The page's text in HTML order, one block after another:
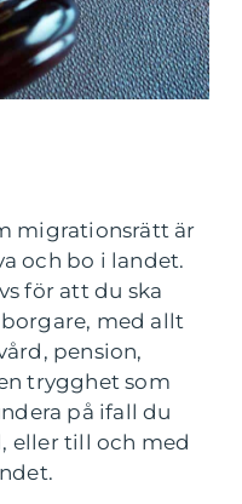
migrationsrätt är
och bo i landet.
för att du ska
med allt
pension,
trygghet som
på ifall du
eller till och med